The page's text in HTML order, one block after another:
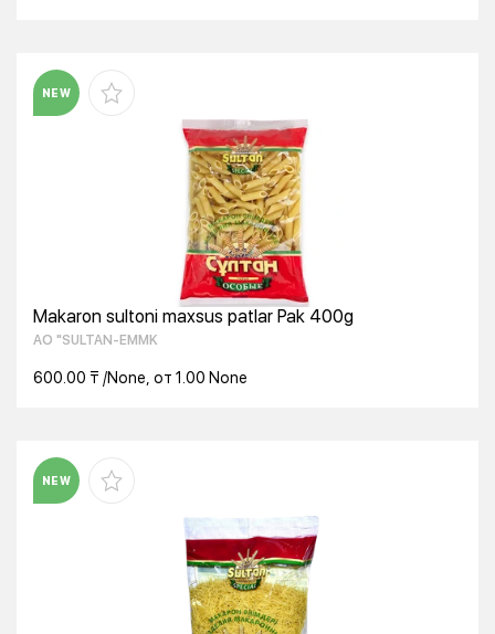
NEW
Makaron sultoni maxsus patlar Pak 400g
AO "SULTAN-EMMK
600.00 ₸ /None, от 1.00 None
NEW